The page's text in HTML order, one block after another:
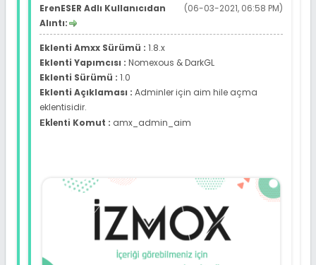
(06-03-2021, 06:58 PM)
ErenESER Adlı Kullanıcıdan
Alıntı:
Eklenti Amxx Sürümü : 1.8.x
Eklenti Yapımcısı : Nomexous & DarkGL
Eklenti Sürümü : 1.0
Eklenti Açıklaması : Adminler için aim hile açma
eklentisidir.
Eklenti Komut : amx_admin_aim